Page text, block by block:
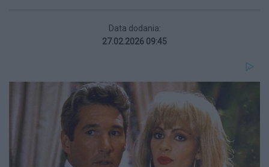
Data dodania:
27.02.2026 09:45